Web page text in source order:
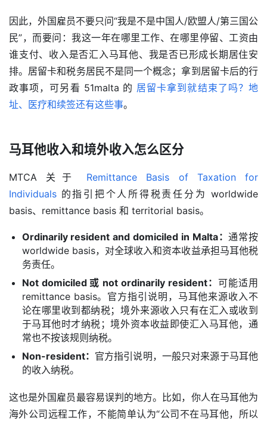
因此，外国雇员不要只问“我是不是中国人/欧盟人/第三国公
民”，而要问：我这一年在哪里工作、在哪里停留、工资由
谁支付、收入是否汇入马耳他、我是否已形成长期居住安
排。居留卡和税务居民不是同一个概念；拿到居留卡后的行
政事项，可另看 51malta 的 居留卡拿到就结束了吗？地
址、医疗和续签还有这些事。
马耳他收入和境外收入怎么区分
MTCA 关于 Remittance Basis of Taxation for
Individuals 的指引把个人所得税责任分为 worldwide
basis、remittance basis 和 territorial basis。
Ordinarily resident and domiciled in Malta：通常按
worldwide basis，对全球收入和资本收益承担马耳他税
务责任。
Not domiciled 或 not ordinarily resident：可能适用
remittance basis。官方指引说明，马耳他来源收入不
论在哪里收到都纳税；境外来源收入只有在汇入或收到
于马耳他时才纳税；境外资本收益即使汇入马耳他，通
常也不按该规则纳税。
Non-resident： 官方指引说明，一般只对来源于马耳他
的收入纳税。
这也是外国雇员最容易误判的地方。比如，你人在马耳他为
海外公司远程工作，不能简单认为“公司不在马耳他，所以